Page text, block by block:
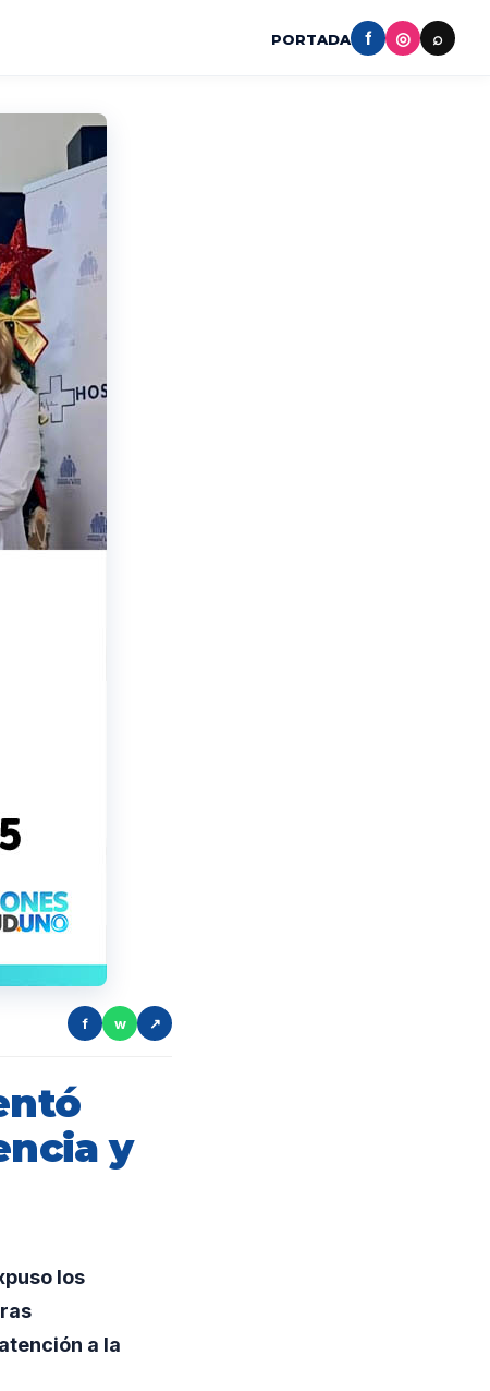
PORTADA f ◎ ⌕
f w ↗
y
los
a la